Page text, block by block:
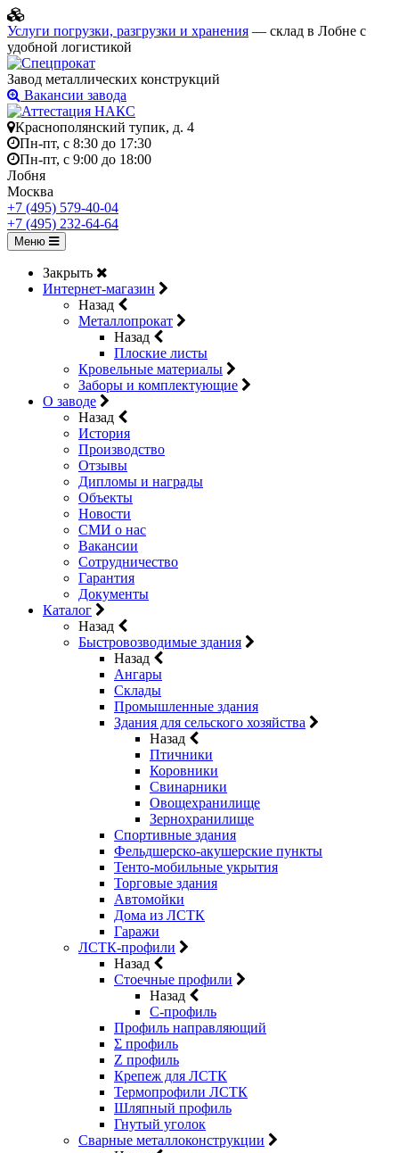
Услуги погрузки, разгрузки и хранения — склад в Лобне с
удобной логистикой
Завод металлических конструкций
Вакансии завода
Краснополянский тупик, д. 4
Пн-пт, с 8:30 до 17:30
Пн-пт, с 9:00 до 18:00
Лобня
Москва
+7 (495) 579-40-04
+7 (495) 232-64-64
Меню
Закрыть
Интернет-магазин
Назад
Металлопрокат
Назад
Плоские листы
Кровельные материалы
Заборы и комплектующие
О заводе
Назад
История
Производство
Отзывы
Дипломы и награды
Объекты
Новости
СМИ о нас
Вакансии
Сотрудничество
Гарантия
Документы
Каталог
Назад
Быстровозводимые здания
Назад
Ангары
Склады
Промышленные здания
Здания для сельского хозяйства
Назад
Птичники
Коровники
Свинарники
Овощехранилище
Зернохранилище
Спортивные здания
Фельдшерско-акушерские пункты
Тенто-мобильные укрытия
Торговые здания
Автомойки
Дома из ЛСТК
Гаражи
ЛСТК-профили
Назад
Стоечные профили
Назад
C-профиль
Профиль направляющий
Σ профиль
Z профиль
Крепеж для ЛСТК
Термопрофили ЛСТК
Шляпный профиль
Гнутый уголок
Сварные металлоконструкции